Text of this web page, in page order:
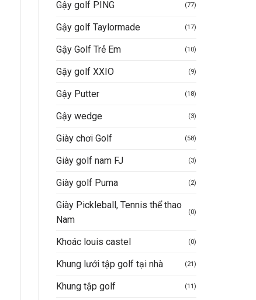
Gậy golf PING (77)
Gậy golf Taylormade (17)
Gậy Golf Trẻ Em (10)
Gậy golf XXIO (9)
Gậy Putter (18)
Gậy wedge (3)
Giày chơi Golf (58)
Giày golf nam FJ (3)
Giày golf Puma (2)
Giày Pickleball, Tennis thể thao
Nam
(0)
Khoác louis castel (0)
Khung lưới tập golf tại nhà (21)
Khung tập golf (11)